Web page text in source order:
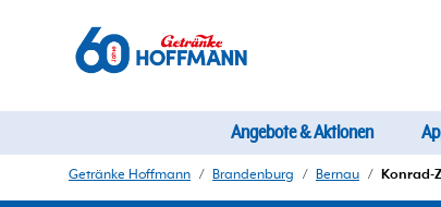
Angebote & Aktionen
Getränke Hoffmann / Brandenburg / Bernau / Konrad-